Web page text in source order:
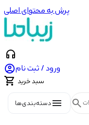
پرش به محتوای اصلی
headphones
ورود / ثبت نام
 سبد خرید
menuدسته‌بندی‌ها search